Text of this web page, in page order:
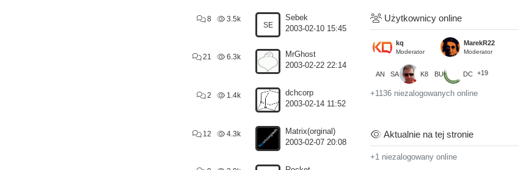
8 3.5k
SE
Sebek
2003-02-10 15:45
21 6.3k
MrGhost
2003-02-22 22:14
2 1.4k
dchcorp
2003-02-14 11:52
12 4.3k
Matrix(orginal)
2003-02-07 20:08
Użytkownicy online
kq
Moderator
MarekR22
Moderator
AN SA K8 BU DC +19
+1136 niezalogowanych online
Aktualnie na tej stronie
+1 niezalogowany online